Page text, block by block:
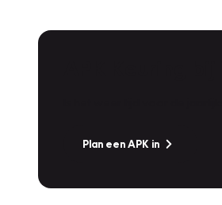
Plan een APK in